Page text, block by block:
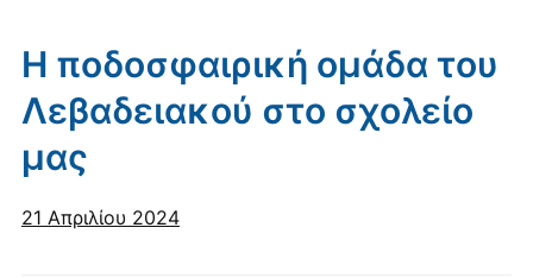
Η ποδοσφαιρική ομάδα του
Λεβαδειακού στο σχολείο
μας
21 Απριλίου 2024